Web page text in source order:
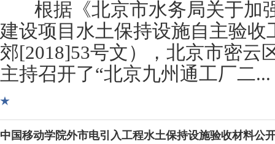
根据《北京市水务局关于加
建设项目水土保持设施自主验收
郊[2018]53号文），北京市密云
主持召开了“北京九州通工厂二...
中国移动学院外市电引入工程水土保持设施验收材料公